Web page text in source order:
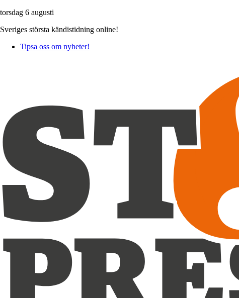
torsdag 6 augusti
Sveriges största kändistidning online!
Tipsa oss om nyheter!